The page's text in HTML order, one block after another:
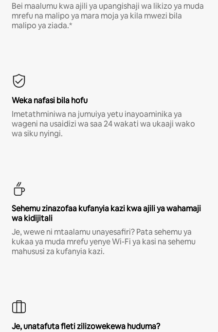
Bei maalumu kwa ajili ya upangishaji wa likizo ya muda
mrefu na malipo ya mara moja ya kila mwezi bila
malipo ya ziada.*
Weka nafasi bila hofu
Imetathminiwa na jumuiya yetu inayoaminika ya
wageni na usaidizi wa saa 24 wakati wa ukaaji wako
wa siku nyingi.
Sehemu zinazofaa kufanyia kazi kwa ajili ya wahamaji
wa kidijitali
Je, wewe ni mtaalamu unayesafiri? Pata sehemu ya
kukaa ya muda mrefu yenye Wi-Fi ya kasi na sehemu
mahususi za kufanyia kazi.
Je, unatafuta fleti zilizowekewa huduma?